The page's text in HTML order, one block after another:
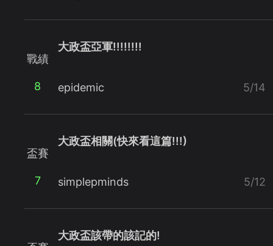
戰績
8
大政盃亞軍!!!!!!!!
epidemic 5/14
盃賽
7
大政盃相關(快來看這篇!!!)
simplepminds 5/12
大政盃該帶的該記的!